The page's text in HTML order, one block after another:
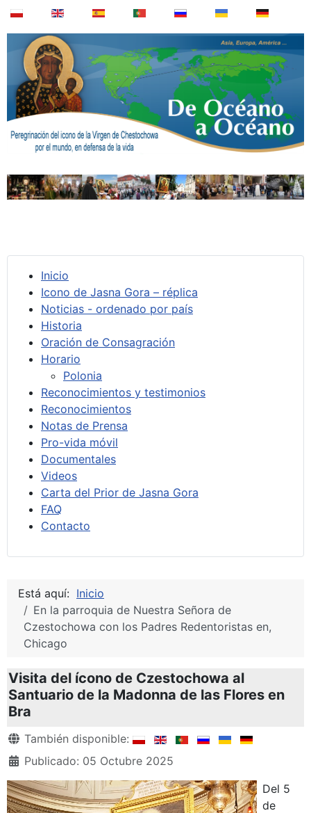
Inicio
Icono de Jasna Gora – réplica
Noticias - ordenado por país
Historia
Oración de Consagración
Horario
Polonia
Reconocimientos y testimonios
Reconocimientos
Notas de Prensa
Pro-vida móvil
Documentales
Videos
Carta del Prior de Jasna Gora
FAQ
Contacto
Está aquí: Inicio
En la parroquia de Nuestra Señora de
Czestochowa con los Padres Redentoristas en,
Chicago
Visita del ícono de Czestochowa al
Santuario de la Madonna de las Flores en
Bra
Detalles
También disponible:
Publicado: 05 Octubre 2025
Del 5
de